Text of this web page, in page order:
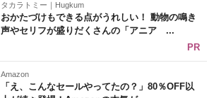
タカラトミー｜Hugkum
おかたづけもできる点がうれしい！ 動物の鳴き
声やセリフが盛りだくさんの「アニア ...
PR
Amazon
「え、こんなセールやってたの？」80％OFF以